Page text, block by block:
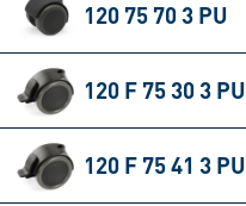
120 75 70 3 PU
120 F 75 30 3 PU
120 F 75 41 3 PU